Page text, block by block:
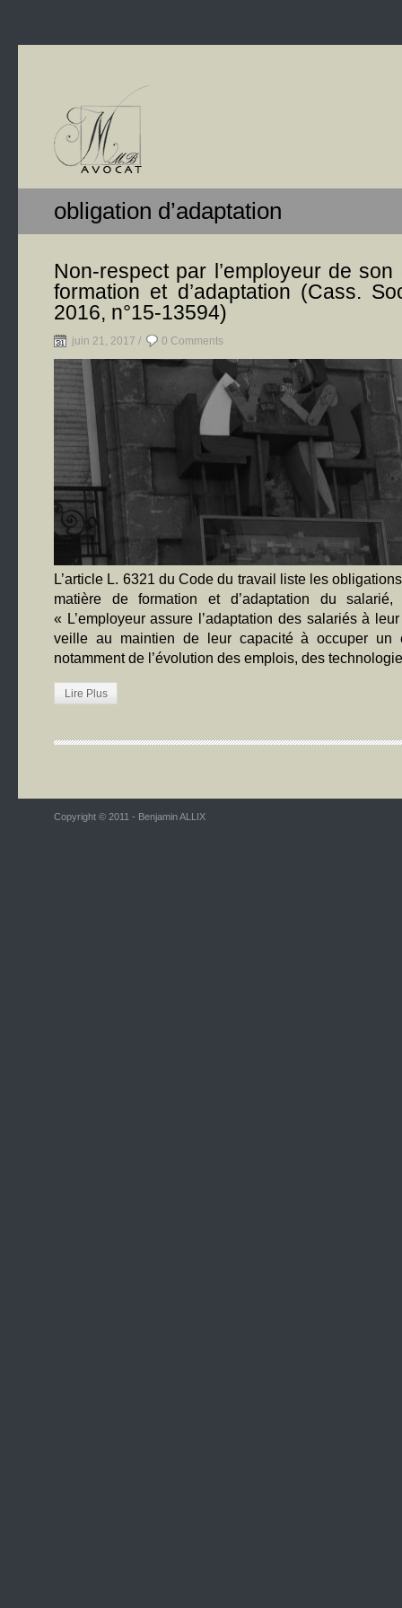
obligation d’adaptation
Non-respect par l’employeur de
formation et d’adaptation (Cass.
2016, n°15-13594)
juin 21, 2017 / 0 Comments
L’article L. 6321 du Code du travail liste les
matière de formation et d’adaptation du
« L’employeur assure l’adaptation des salariés à
veille au maintien de leur capacité à occuper un
notamment de l’évolution des emplois, des
Lire Plus
Copyright © 2011 - Benjamin ALLIX